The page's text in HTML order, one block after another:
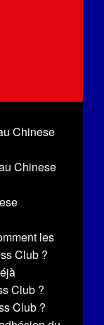
Chinese
Chinese
les
Club ?
Club ?
Club ?